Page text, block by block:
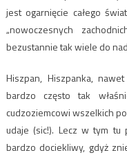
jest ogarnięcie całego
„nowoczesnych
bezustannie tak wiele do
Hiszpan, Hiszpanka,
bardzo często tak
cudzoziemcowi wszelkich
udaje (sic!). Lecz w tym tu
bardzo dociekliwy, gdyż